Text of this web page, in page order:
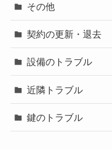
その他
契約の更新・退去
設備のトラブル
近隣トラブル
鍵のトラブル